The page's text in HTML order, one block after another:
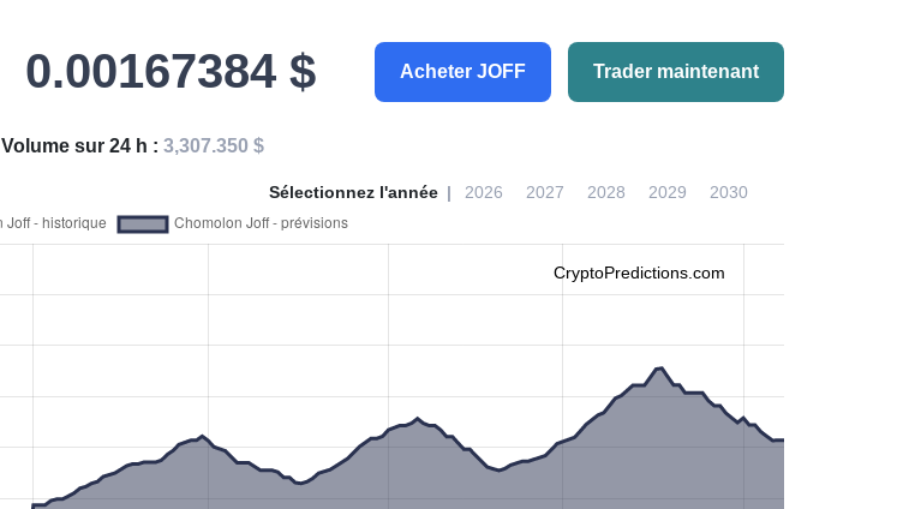
0.00167384 $ Acheter JOFF Trader maintenant
Volume sur 24 h : 3,307.350 $
Sélectionnez l'année 2026 2027 2028 2029 2030
CryptoPredictions.com